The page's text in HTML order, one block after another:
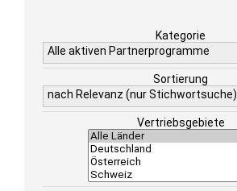
Kategorie
Alle aktiven Partnerprogramme
Sortierung
nach Relevanz (nur Stichwortsuche)
Vertriebsgebiete